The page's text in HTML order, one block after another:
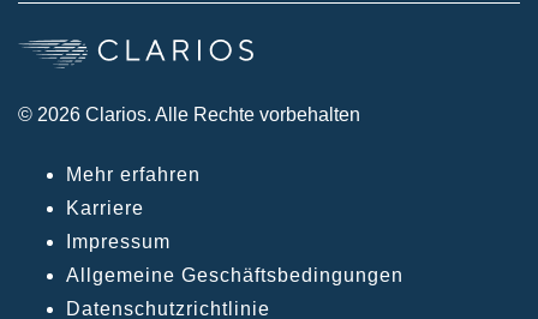
© 2026 Clarios. Alle Rechte vorbehalten
Mehr erfahren
Karriere
Impressum
Allgemeine Geschäftsbedingungen
Datenschutzrichtlinie